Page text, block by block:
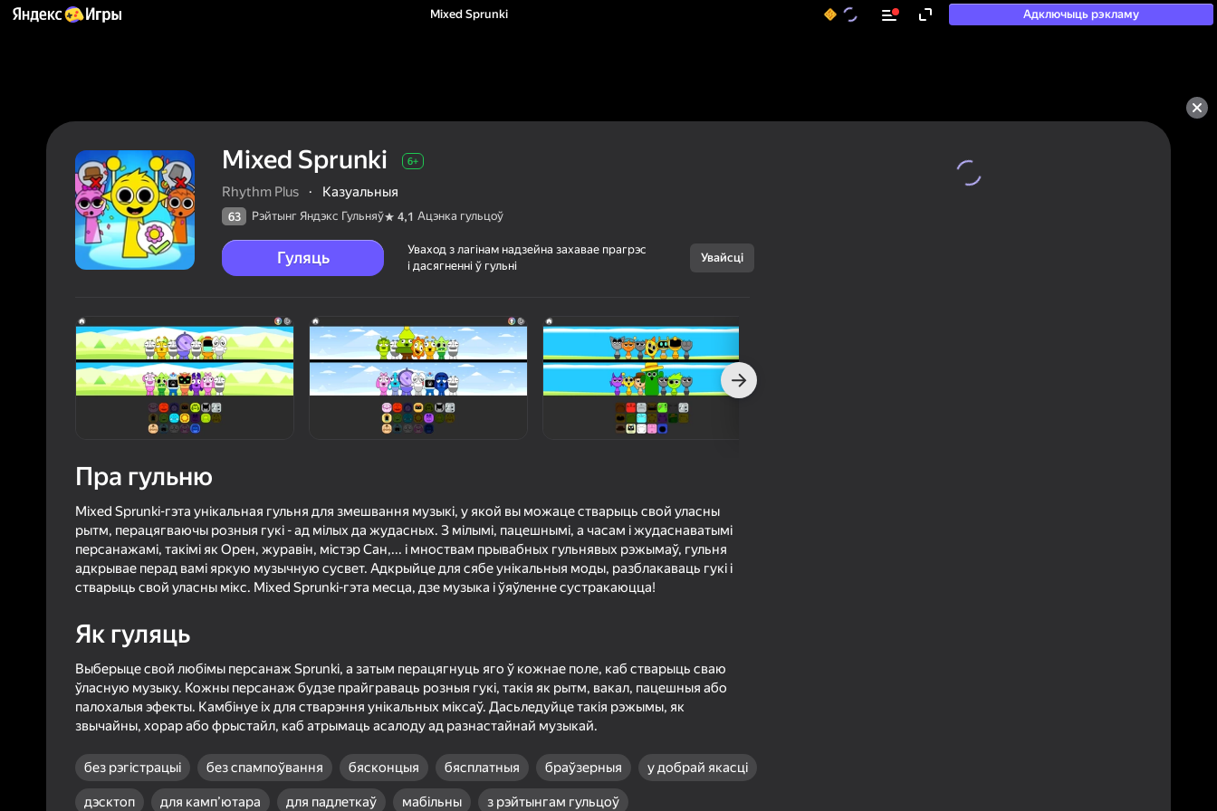
Mixed Sprunki Адключыць рэкламу
50+ тап-гульняў, у якія
гуляюць нават тыя, хто
Rhythm Plus
Казуальныя
Рэйтынг Яндэкс Гульняў
Ацэнка гульцоў
Гуляць Загрузка
Mixed Sprunki 6+
Rhythm Plus · Казуальныя
63 Рэйтынг Яндэкс Гульняў 4,1 Ацэнка гульцоў
Гуляць
Уваход з лагінам надзейна захавае прагрэс
і дасягненні ў гульні
Увайсці
Пра гульню
Mixed Sprunki-гэта унікальная гульня для змешвання музыкі, у якой вы можаце стварыць свой уласны
рытм, перацягваючы розныя гукі - ад мілых да жудасных. З мілымі, пацешнымі, а часам і жудаснаватымі
персанажамі, такімі як Орен, журавін, містэр Сан,... і мноствам прывабных гульнявых рэжымаў, гульня
адкрывае перад вамі яркую музычную сусвет. Адкрыйце для сябе унікальныя моды, разблакаваць гукі і
стварыць свой уласны мікс. Mixed Sprunki-гэта месца, дзе музыка і ўяўленне сустракаюцца!
Як гуляць
Выберыце свой любімы персанаж Sprunki, а затым перацягнуць яго ў кожнае поле, каб стварыць сваю
ўласную музыку. Кожны персанаж будзе прайграваць розныя гукі, такія як рытм, вакал, пацешныя або
палохалыя эфекты. Камбінуе іх для стварэння унікальных міксаў. Дасьледуйце такія рэжымы, як
звычайны, хорар або фрыстайл, каб атрымаць асалоду ад разнастайнай музыкай.
без рэгістрацыі без спампоўвання бясконцыя бясплатныя браўзерныя у добрай якасці
дэсктоп для камп’ютара для падлеткаў мабільны з рэйтынгам гульцоў